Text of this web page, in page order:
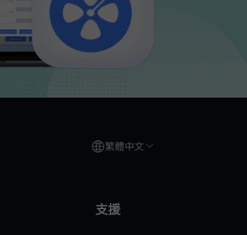
繁體中文
支援